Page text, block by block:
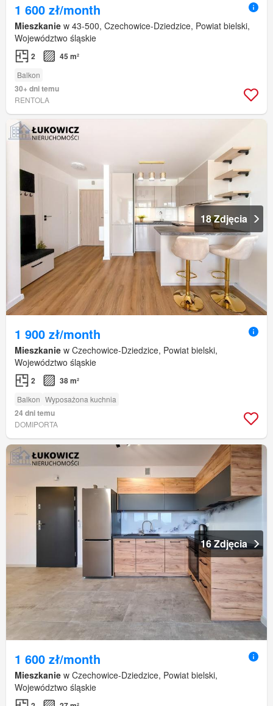
1 600 zł/month
Mieszkanie w 43-500, Czechowice-Dziedzice, Powiat bielski,
Województwo śląskie
2 45 m²
Balkon
30+ dni temu
RENTOLA
18 Zdjęcia
1 900 zł/month
Mieszkanie w Czechowice-Dziedzice, Powiat bielski,
Województwo śląskie
2 38 m²
Balkon Wyposażona kuchnia
24 dni temu
DOMIPORTA
16 Zdjęcia
1 600 zł/month
Mieszkanie w Czechowice-Dziedzice, Powiat bielski,
Województwo śląskie